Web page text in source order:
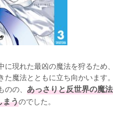
に現れた最凶の魔法を狩るため、
魔法とともに立ち向かいます。
の、 あっさりと反世界の魔法
まうのでした。